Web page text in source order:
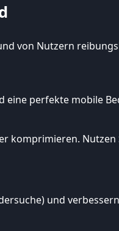
von Nutzern
perfekte mobile
komprimieren. Nutzen
und